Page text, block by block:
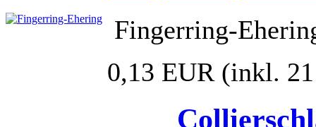
Fingerring-
0,13 EUR (inkl.